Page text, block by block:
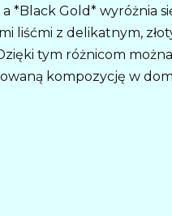
*Black Gold* wyróżnia
liśćmi z delikatnym,
tym różnicom
kompozycję w